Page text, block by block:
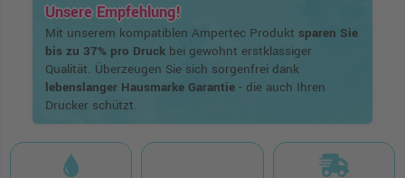
Unsere Empfehlung!
Mit unserem kompatiblen Ampertec Produkt sparen Sie
bis zu 37% pro Druckbei gewohnt erstklassiger
Qualität. Überzeugen Sie sich sorgenfrei dank
lebenslanger Hausmarke Garantie- die auch Ihren
Drucker schützt.